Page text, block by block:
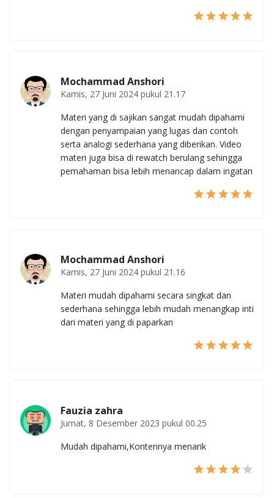
Mochammad Anshori
Kamis, 27 Juni 2024 pukul 21.17
Materi yang di sajikan sangat mudah dipahami
dengan penyampaian yang lugas dan contoh
serta analogi sederhana yang diberikan. Video
materi juga bisa di rewatch berulang sehingga
pemahaman bisa lebih menancap dalam ingatan
Mochammad Anshori
Kamis, 27 Juni 2024 pukul 21.16
Materi mudah dipahami secara singkat dan
sederhana sehingga lebih mudah menangkap inti
dari materi yang di paparkan
Fauzia zahra
Jumat, 8 Desember 2023 pukul 00.25
Mudah dipahami,Kontennya menarik